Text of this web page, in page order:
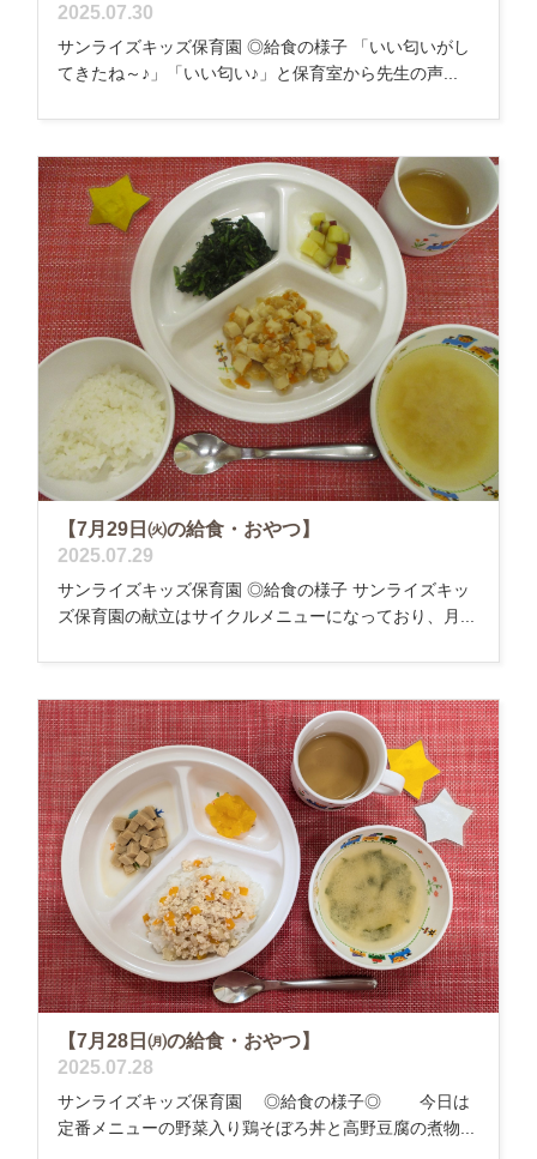
2025.07.30
サンライズキッズ保育園 ◎給食の様子 「いい匂いがし
てきたね～♪」「いい匂い♪」と保育室から先生の声...
【7月29日㈫の給食・おやつ】
2025.07.29
サンライズキッズ保育園 ◎給食の様子 サンライズキッ
ズ保育園の献立はサイクルメニューになっており、月...
【7月28日㈪の給食・おやつ】
2025.07.28
サンライズキッズ保育園 ◎給食の様子◎ 今日は
定番メニューの野菜入り鶏そぼろ丼と高野豆腐の煮物...